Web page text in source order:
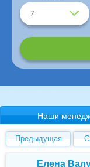
7
Наши
Предыдущая
Елена